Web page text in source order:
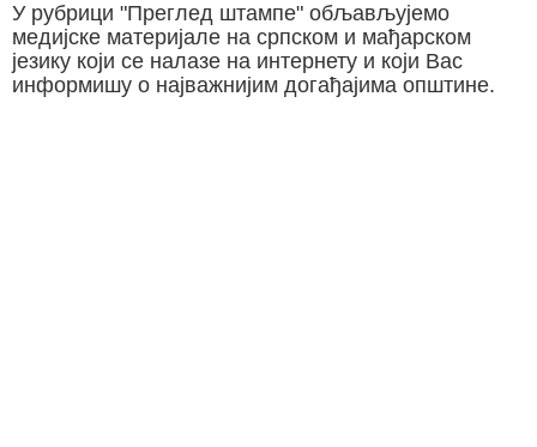
У рубрици "Преглед штампе" обљављујемо
медијске материјале на српском и мађарском
језику који се налазе на интернету и који Вас
информишу о најважнијим догађајима општине.